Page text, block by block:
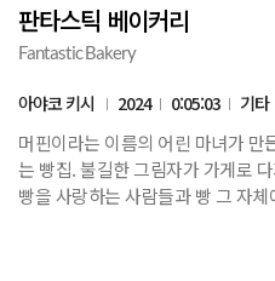
판타스틱 베이커리
Fantastic Bakery
아야코 키시 2024 0:05:03 기타
머핀이라는 이름의 어린 마녀가 만
는 빵집. 불길한 그림자가 가게로
빵을 사랑하는 사람들과 빵 그 자